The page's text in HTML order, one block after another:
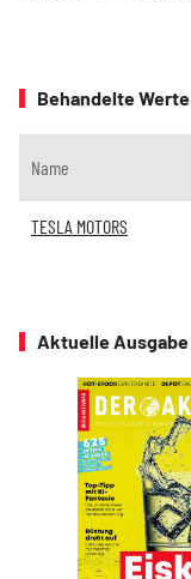
Behandelte Werte
Name
TESLA MOTORS
Aktuelle Ausgabe